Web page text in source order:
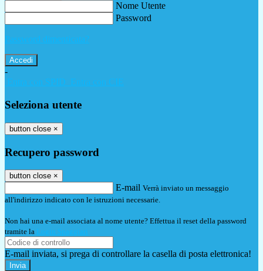
Nome Utente
Password
Password dimenticata?
-
Entra con SPID
Entra con CIE
Seleziona utente
button close ×
Recupero password
button close ×
E-mail Verrà inviato un messaggio
all'indirizzo indicato con le istruzioni necessarie.
Non hai una e-mail associata al nome utente? Effettua il reset della password
tramite la Login Spaggiari
E-mail inviata, si prega di controllare la casella di posta elettronica!